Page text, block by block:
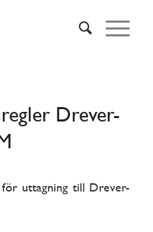
Drever-
uttagning till Drever-